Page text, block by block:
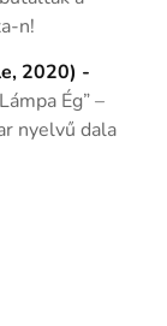
n!
2020) -
Ég” –
nyelvű dala